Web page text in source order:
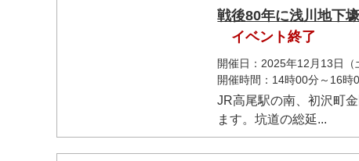
戦後80年に浅川地下
イベント終了
開催日：2025年12月13日（
開催時間：14時00分～16時
JR高尾駅の南、初沢町
ます。坑道の総延...
マイメディア検索